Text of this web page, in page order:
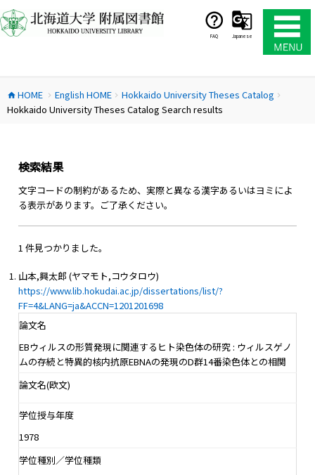
ン
テ
ス
キ
FAQ Japanese
home HOME chevron_right English HOMEchevron_right Hokkaido University Theses Catalog chevron_right
Hokkaido University Theses Catalog Search results
検索結果
文字コードの制約があるため、実際と異なる漢字あるいはヨミによ
る表示があります。ご了承ください。
1 件見つかりました。
山本,興太郎 (ヤマモト,コウタロウ)
https://www.lib.hokudai.ac.jp/dissertations/list/?
FF=4&LANG=ja&ACCN=1201201698
論文名
EBウィルスの形質発現に関連するヒト染色体の研究 : ウィルスゲノ
ムの存続と特異的核内抗原EBNAの発現のD群14番染色体との相関
論文名(欧文)
学位授与年度
1978
学位種別／学位種類